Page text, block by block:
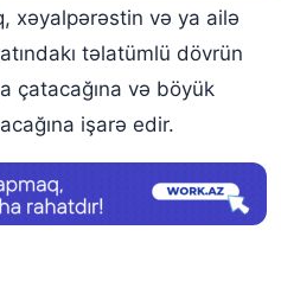
xəyalpərəstin və ya ailə
təlatümlü dövrün
çatacağına və böyük
işarə edir.